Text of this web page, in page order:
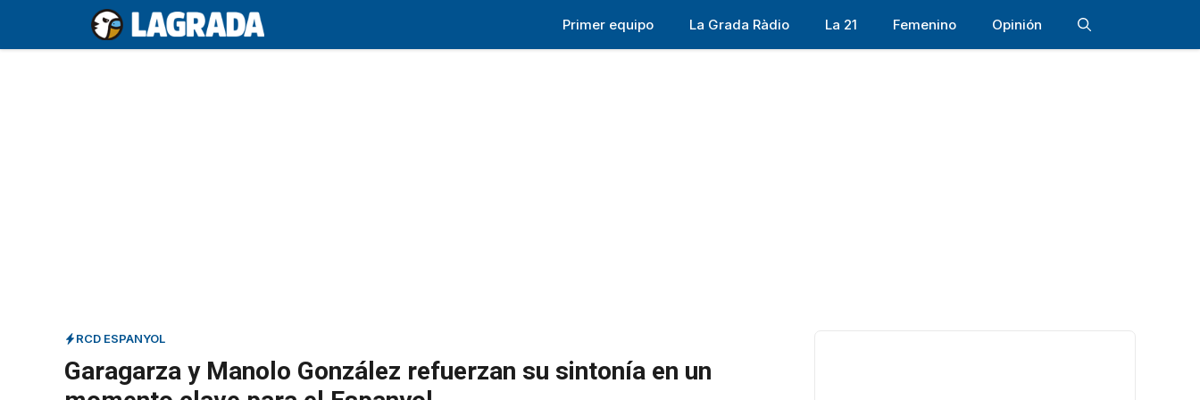
contenido
Primer equipo La Grada Ràdio La 21 Femenino Opinión
RCD ESPANYOL
Garagarza y Manolo González refuerzan su sintonía en un